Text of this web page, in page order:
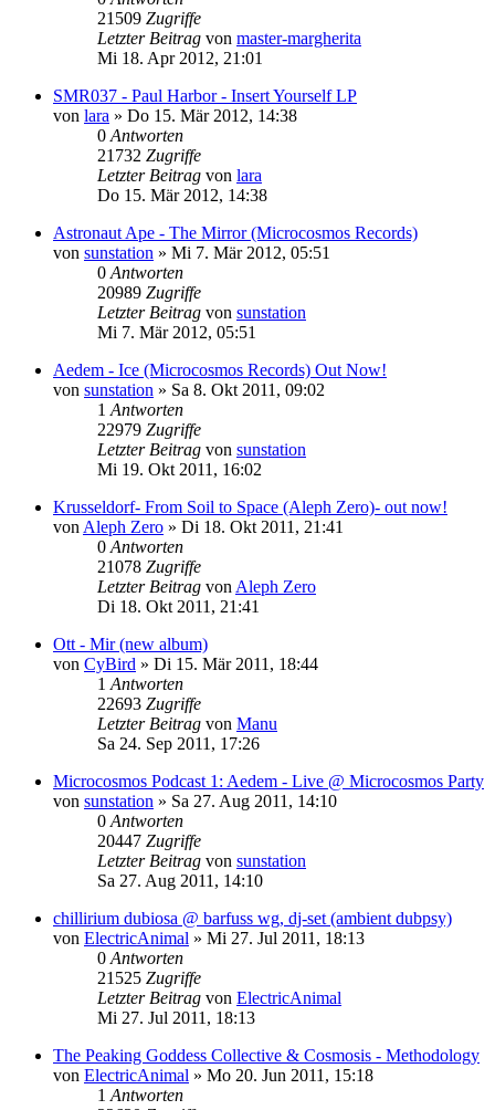
21509 Zugriffe
Letzter Beitrag von master-margherita
Mi 18. Apr 2012, 21:01
SMR037 - Paul Harbor - Insert Yourself LP
von lara » Do 15. Mär 2012, 14:38
0 Antworten
21732 Zugriffe
Letzter Beitrag von lara
Do 15. Mär 2012, 14:38
Astronaut Ape - The Mirror (Microcosmos Records)
von sunstation » Mi 7. Mär 2012, 05:51
0 Antworten
20989 Zugriffe
Letzter Beitrag von sunstation
Mi 7. Mär 2012, 05:51
Aedem - Ice (Microcosmos Records) Out Now!
von sunstation » Sa 8. Okt 2011, 09:02
1 Antworten
22979 Zugriffe
Letzter Beitrag von sunstation
Mi 19. Okt 2011, 16:02
Krusseldorf- From Soil to Space (Aleph Zero)- out now!
von Aleph Zero » Di 18. Okt 2011, 21:41
0 Antworten
21078 Zugriffe
Letzter Beitrag von Aleph Zero
Di 18. Okt 2011, 21:41
Ott - Mir (new album)
von CyBird » Di 15. Mär 2011, 18:44
1 Antworten
22693 Zugriffe
Letzter Beitrag von Manu
Sa 24. Sep 2011, 17:26
Microcosmos Podcast 1: Aedem - Live @ Microcosmos Party
von sunstation » Sa 27. Aug 2011, 14:10
0 Antworten
20447 Zugriffe
Letzter Beitrag von sunstation
Sa 27. Aug 2011, 14:10
chillirium dubiosa @ barfuss wg, dj-set (ambient dubpsy)
von ElectricAnimal » Mi 27. Jul 2011, 18:13
0 Antworten
21525 Zugriffe
Letzter Beitrag von ElectricAnimal
Mi 27. Jul 2011, 18:13
The Peaking Goddess Collective & Cosmosis - Methodology
von ElectricAnimal » Mo 20. Jun 2011, 15:18
1 Antworten